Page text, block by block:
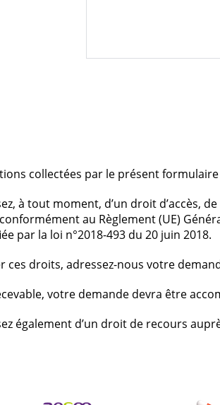
collectées par le présent
à tout moment, d’un droit d’accès,
au Règlement (UE)
par la loi n°2018-493 du 20 juin 2018.
ces droits, adressez-nous votre
votre demande devra être
également d’un droit de recours